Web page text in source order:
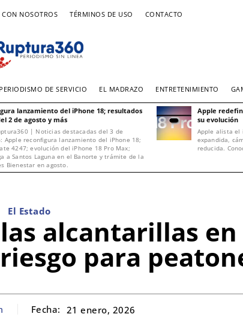
NOSOTROS TÉRMINOS DE USO CONTACTO
PERIODISMO DE SERVICIO EL MADRAZO ENTRETENIMIENTO
lanzamiento del iPhone 18; resultados
2 de agosto y más
| Noticias destacadas del 3 de
Apple reconfigura lanzamiento del iPhone 18;
4247; evolución del iPhone 18 Pro Max;
a Santos Laguna en el Banorte y trámite de la
Bienestar en agosto.
Apple
su evolución
Apple alista el
expandida,
reducida.
El Estado
alcantarillas
para
Fecha: 21 enero, 2026